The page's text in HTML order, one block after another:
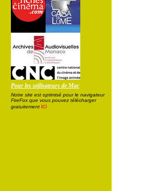
Pour les utilisateurs de Mac
Notre site est optimisé pour le navigateur
FireFox que vous pouvez télécharger
gratuitement ici